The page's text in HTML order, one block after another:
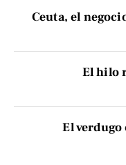
Ceuta, el
El hilo
El